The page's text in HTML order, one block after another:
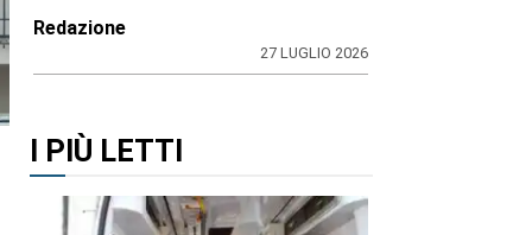
Redazione
27 LUGLIO 2026
I PIÙ LETTI